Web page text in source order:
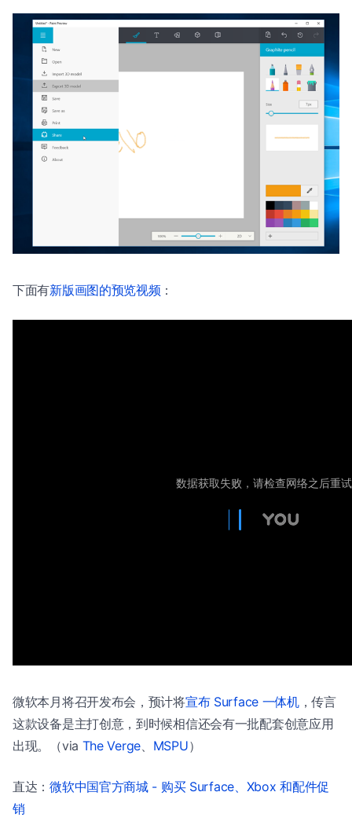
下面有新版画图的预览视频 ：
微软本月将召开发布会，预计将宣布 Surface 一体机，传言
这款设备是主打创意，到时候相信还会有一批配套创意应用
出现。（via The Verge、 MSPU）
直达：微软中国官方商城 - 购买 Surface、Xbox 和配件促
销